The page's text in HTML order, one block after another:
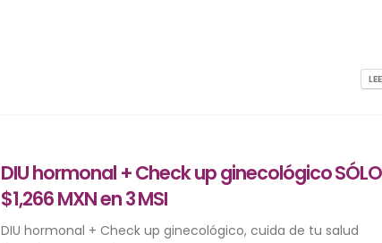
DIU hormonal + Check up ginecológico SÓLO
$1,266 MXN en 3 MSI
DIU hormonal + Check up ginecológico, cuida de tu salud